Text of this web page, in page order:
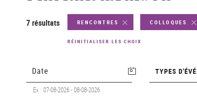
7 résultats RENCONTRES COLLOQUES
RÉINITIALISER LES CHOIX
Ex : 07-08-2026 - 08-08-2026
d'événements
TYPES